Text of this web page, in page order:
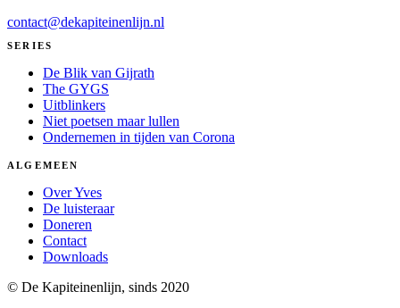
contact@dekapiteinenlijn.nl
SERIES
De Blik van Gijrath
The GYGS
Uitblinkers
Niet poetsen maar lullen
Ondernemen in tijden van Corona
ALGEMEEN
Over Yves
De luisteraar
Doneren
Contact
Downloads
© De Kapiteinenlijn, sinds 2020